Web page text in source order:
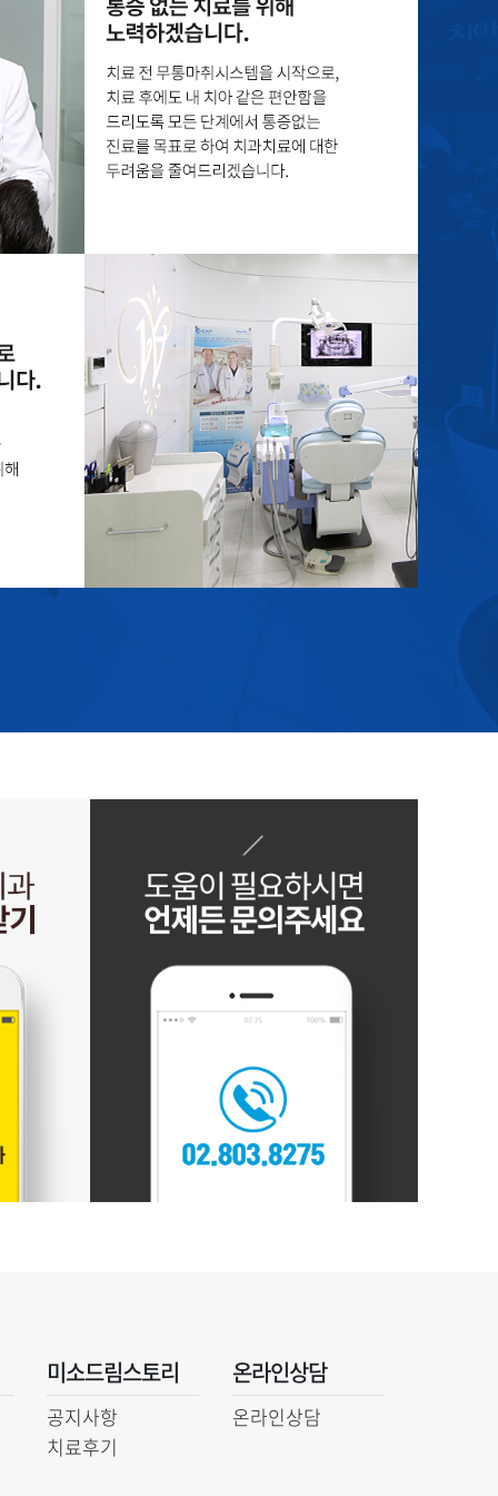
미소드림스토리
공지사항
치료후기
온라인상담
온라인상담